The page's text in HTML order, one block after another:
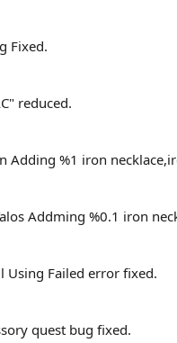
Fixed.
reduced.
Adding %1 iron
Addming %0.1 iron
Using Failed error fixed.
quest bug fixed.